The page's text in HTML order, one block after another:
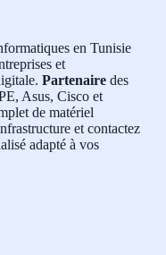
en Tunisie
et
Partenaire des
Asus, Cisco et
de matériel
et contactez
adapté à vos